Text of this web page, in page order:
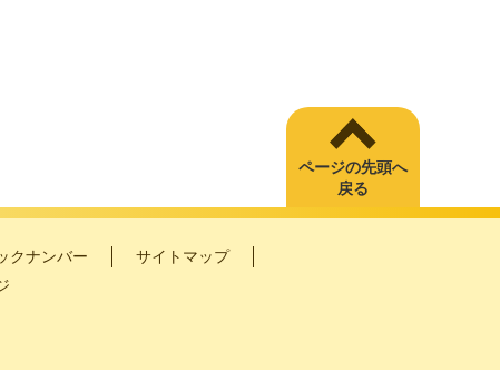
ページの先頭へ
戻る
クナンバー
サイトマップ